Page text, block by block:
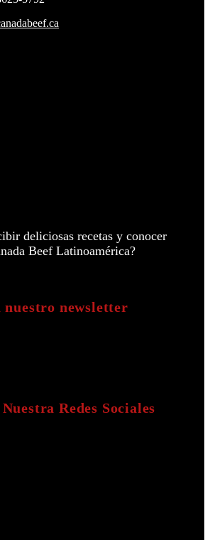
deliciosas recetas y conocer
Beef Latinoamérica?
nuestro newsletter
Redes Sociales